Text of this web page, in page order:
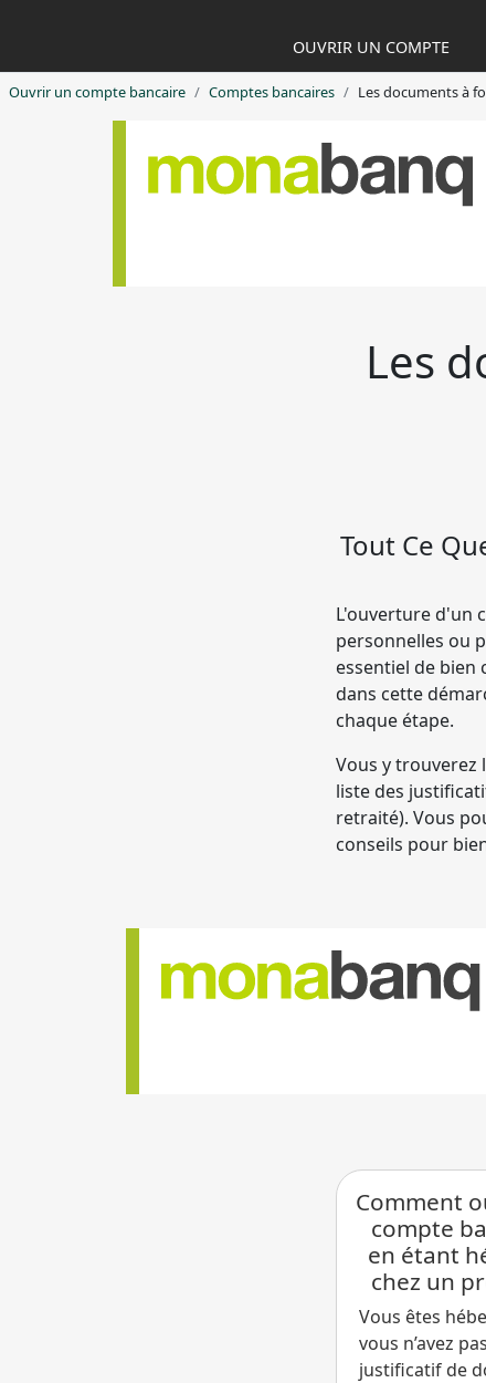
OUVRIR UN COMPTE
Ouvrir un compte bancaire Comptes bancaires Les documents à
Les
Tout Ce
L'ouverture d'un
personnelles ou
essentiel de
dans cette
chaque étape.
Vous y trouverez
liste des
retraité). Vous
conseils pour
Comment
compte
en étant
chez un
Vous êtes
vous n’avez
justificatif de